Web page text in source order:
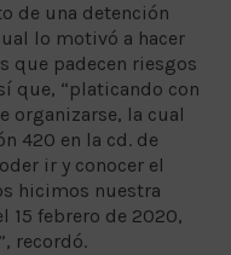
de una detención
lo motivó a hacer
que padecen riesgos
que, “platicando con
organizarse, la cual
420 en la cd. de
ir y conocer el
hicimos nuestra
15 febrero de 2020,
recordó.